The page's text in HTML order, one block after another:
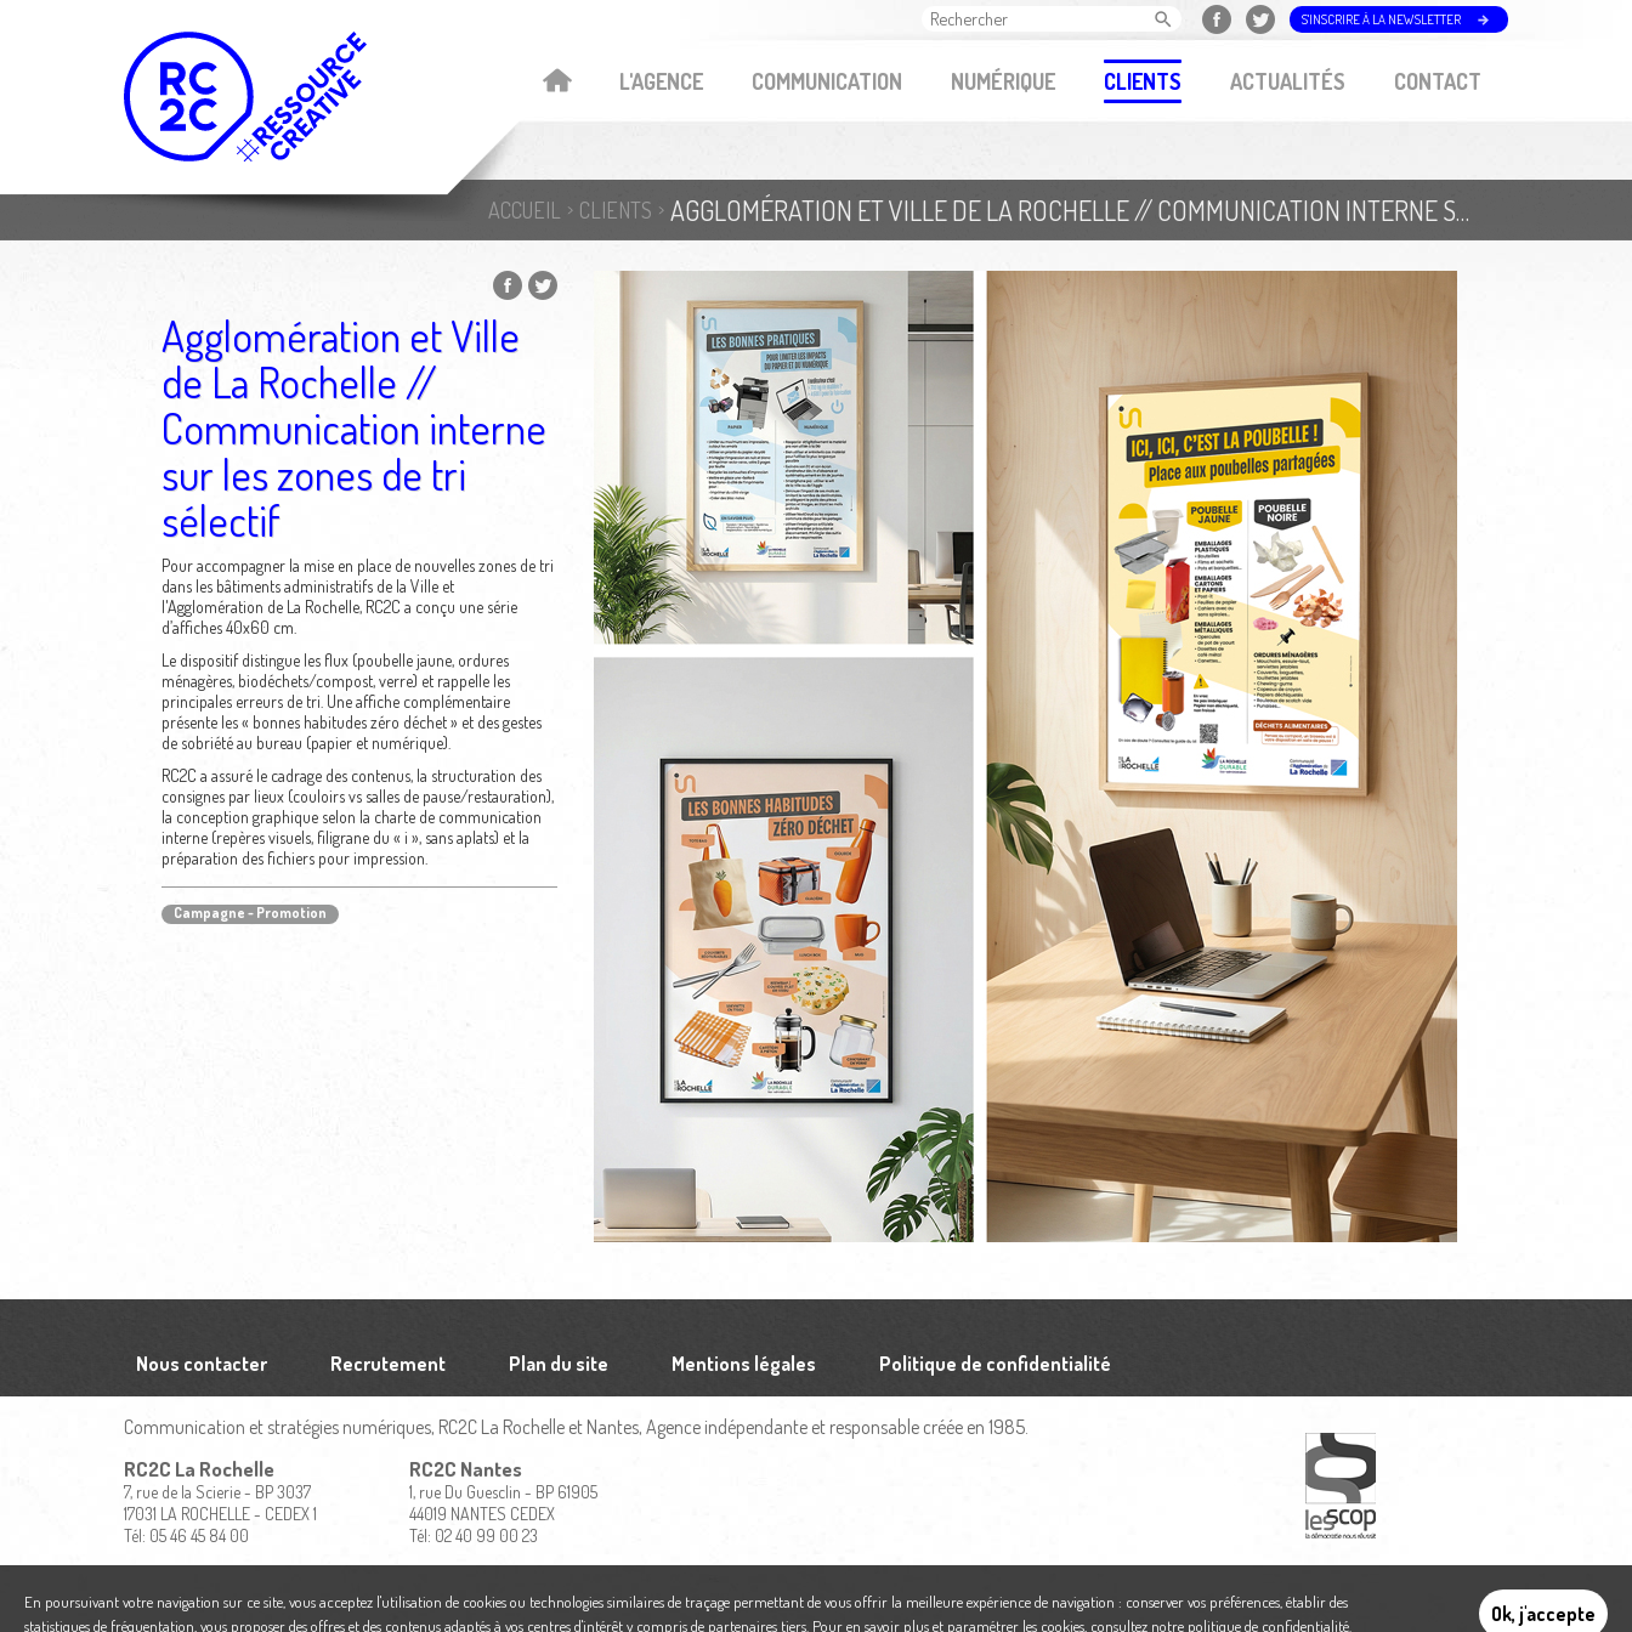
L'AGENCE COMMUNICATION NUMÉRIQUE CLIENTS ACTUALITÉS CONTACT
S'INSCRIRE À LA NEWSLETTER
ACCUEIL CLIENTS AGGLOMÉRATION ET VILLE DE LA ROCHELLE // COMMUNICATION INTERNE SUR LES ZONES DE TRI SÉLECTIF
Agglomération et Ville
de La Rochelle //
Communication interne
sur les zones de tri
sélectif
Pour accompagner la mise en place de nouvelles zones de tri
dans les bâtiments administratifs de la Ville et
l'Agglomération de La Rochelle, RC2C a conçu une série
d’affiches 40x60 cm.
Le dispositif distingue les flux (poubelle jaune, ordures
ménagères, biodéchets/compost, verre) et rappelle les
principales erreurs de tri. Une affiche complémentaire
présente les « bonnes habitudes zéro déchet » et des gestes
de sobriété au bureau (papier et numérique).
RC2C a assuré le cadrage des contenus, la structuration des
consignes par lieux (couloirs vs salles de pause/restauration),
la conception graphique selon la charte de communication
interne (repères visuels, filigrane du « i », sans aplats) et la
préparation des fichiers pour impression.
Campagne - Promotion
Nous contacter Recrutement Plan du site Mentions légales Politique de confidentialité
Communication et stratégies numériques, RC2C La Rochelle et Nantes, Agence indépendante et responsable créée en 1985.
RC2C La Rochelle
7, rue de la Scierie - BP 3037
17031 LA ROCHELLE - CEDEX 1
Tél: 05 46 45 84 00
RC2C Nantes
1, rue Du Guesclin - BP 61905
44019 NANTES CEDEX
Tél: 02 40 99 00 23
En poursuivant votre navigation sur ce site, vous acceptez l'utilisation de cookies ou technologies similaires de traçage permettant de vous offrir la meilleure expérience de navigation : conserver vos préférences, établir des
statistiques de fréquentation, vous proposer des offres et des contenus adaptés à vos centres d'intérêt y compris de partenaires tiers. Pour en savoir plus et paramétrer les cookies, consultez notre politique de confidentialité Ok, j'accepte